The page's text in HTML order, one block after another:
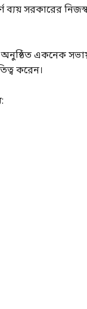
সরকারের
একনেক
করেন।